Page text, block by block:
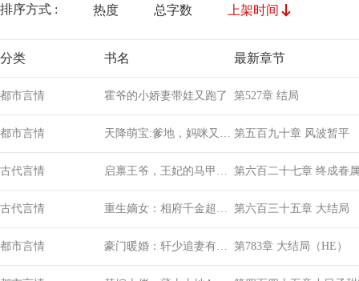
排序方式 : 热度 总字数 上架时间
分类 书名 最新章节
都市言情 霍爷的小娇妻带娃又跑了 第527章 结局
都市言情
天降萌宝:爹地，妈咪又跑
第五百九十章 风波暂平
古代言情
启禀王爷，王妃的马甲藏
第六百二十七章 终成眷
古代言情
重生嫡女：相府千金超旺
第六百三十五章 大结局
都市言情
豪门暖婚：轩少追妻有点 第783章 大结局（HE）